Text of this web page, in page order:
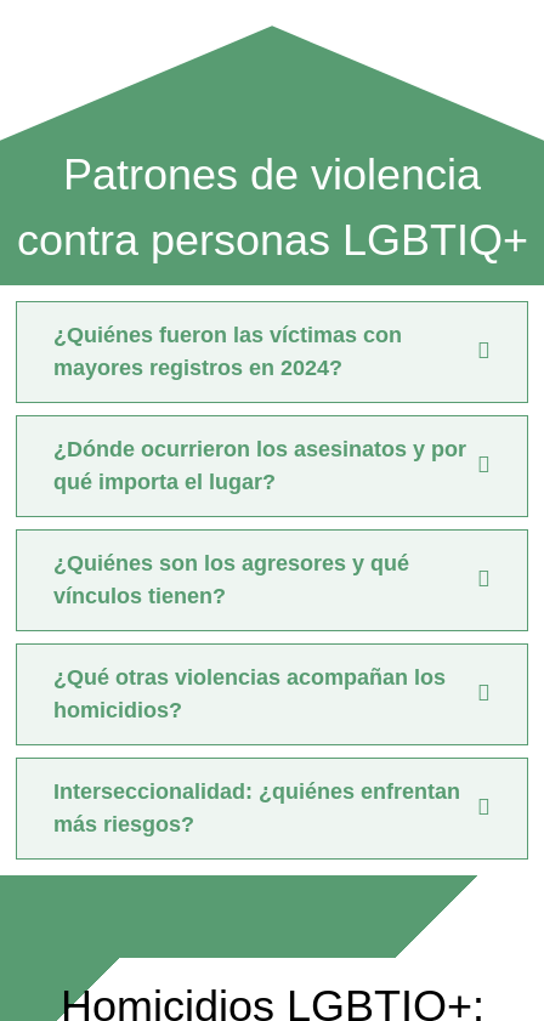
Patrones de violencia
contra personas LGBTIQ+
¿Quiénes fueron las víctimas con
mayores registros en 2024?
¿Dónde ocurrieron los asesinatos y por
qué importa el lugar?
¿Quiénes son los agresores y qué
vínculos tienen?
¿Qué otras violencias acompañan los
homicidios?
Interseccionalidad: ¿quiénes enfrentan
más riesgos?
Homicidios LGBTIQ+: